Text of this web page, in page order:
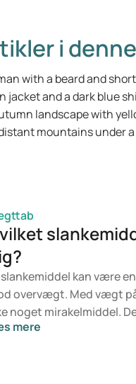
i
kan være
overvægt. Med vægt
noget mirakelmiddel.
i processen. Livsstil og
mere